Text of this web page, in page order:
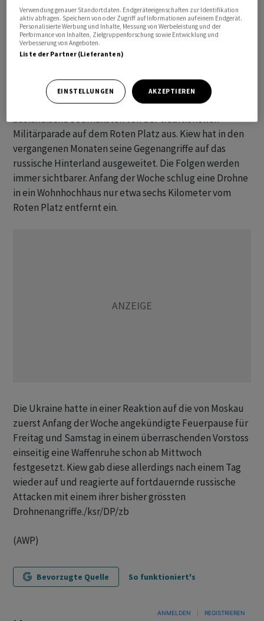
seltsamen Wunsch zu dieser Zeit. «Wir raten davon ab.»
Russland feiert traditionell am 9. Mai mit einer
Militärparade auf dem Roten Platz in Moskau den Sieg
Lage in Moskau besonders wegen ukrainischer
Drohnenangriffe angespannt. Der Kreml lud kurzfristig
ausländische Journalisten von der traditionellen
Militärparade auf dem Roten Platz aus. Kiew hat in den
vergangenen Monaten seine Gegenangriffe auf das
russische Hinterland ausgeweitet. Die Folgen werden
immer sichtbarer. Anfang der Woche schlug eine Drohne
in ein Wohnhochhaus nur etwa sechs Kilometer vom
Roten Platz entfernt ein.
Die Ukraine hatte in einer Reaktion auf die von Moskau
zuerst Anfang der Woche angekündigte Feuerpause für
Freitag und Samstag in einem überraschenden Vorstoss
einseitig eine Waffenruhe schon ab Mittwoch
festgesetzt. Kiew gab diese allerdings nach einem Tag
wieder auf und reagierte auf fortdauernde russische
Attacken mit einem ihrer bisher grössten
Drohnenangriffe./ksr/DP/zb
(AWP)
Bevorzugte Quelle So funktioniert's
ANMELDEN REGISTRIEREN
Verwendung genauer Standortdaten. Endgeräteeigenschaften zur Identifikation
aktiv abfragen. Speichern von oder Zugriff auf Informationen auf einem Endgerät.
Personalisierte Werbung und Inhalte, Messung von Werbeleistung und der
Performance von Inhalten, Zielgruppenforschung sowie Entwicklung und
Verbesserung von Angeboten.
Liste der Partner (Lieferanten)
EINSTELLUNGEN AKZEPTIEREN